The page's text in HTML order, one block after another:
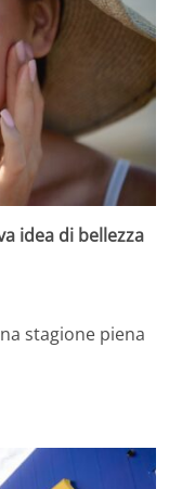
idea di bellezza
stagione piena